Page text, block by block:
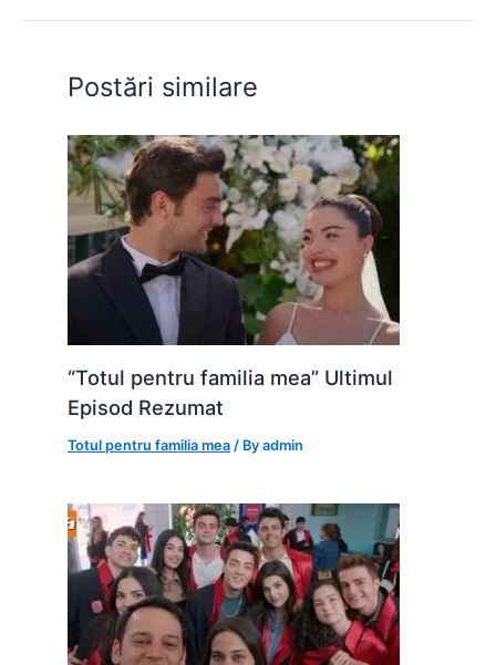
o
o
k
p
p
n
g
er
Postări similare
“Totul pentru familia mea” Ultimul
Episod Rezumat
Totul pentru familia mea / Byadmin